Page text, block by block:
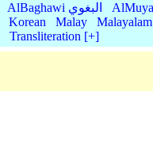
AlBaghawi البغوي
Korean Malay Malayalam
Transliteration [+]